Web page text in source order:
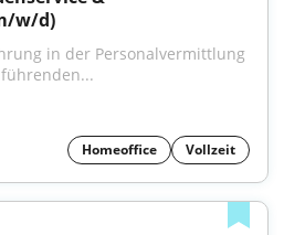
w/d)
in der Personalvermittlung
Homeoffice Vollzeit